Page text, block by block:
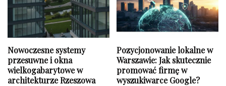
Nowoczesne systemy
przesuwne i okna
wielkogabarytowe w
architekturze Rzeszowa
Pozycjonowanie lokalne w
Warszawie: Jak skutecznie
promować firmę w
wyszukiwarce Google?